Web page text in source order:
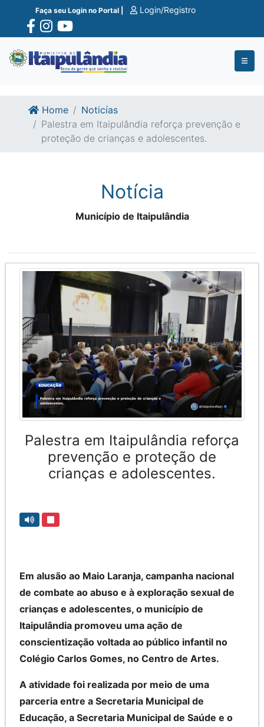
Ir para o conte�do
Ir para o fim do conte�do
Faça seu Login no Portal | Login/Registro
Home
Noticías
Palestra em Itaipulândia reforça prevenção e
proteção de crianças e adolescentes.
Notícia
Município de Itaipulândia
Palestra em Itaipulândia reforça
prevenção e proteção de
crianças e adolescentes.
Em alusão ao Maio Laranja, campanha nacional
de combate ao abuso e à exploração sexual de
crianças e adolescentes, o município de
Itaipulândia promoveu uma ação de
conscientização voltada ao público infantil no
Colégio Carlos Gomes, no Centro de Artes.
A atividade foi realizada por meio de uma
parceria entre a Secretaria Municipal de
Educação, a Secretaria Municipal de Saúde e o